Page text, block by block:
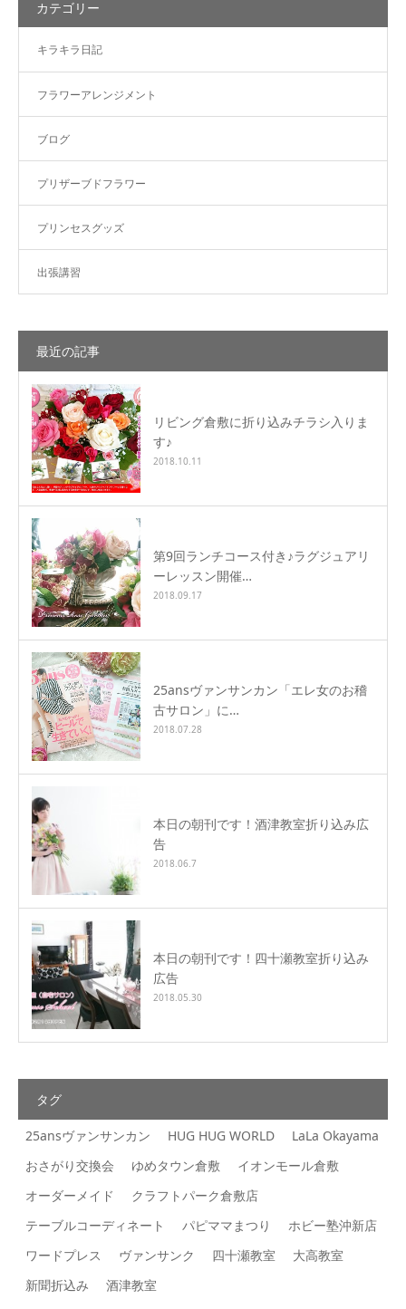
カテゴリー
キラキラ日記
フラワーアレンジメント
ブログ
プリザーブドフラワー
プリンセスグッズ
出張講習
最近の記事
リビング倉敷に折り込みチラシ入りま
す♪
2018.10.11
第9回ランチコース付き♪ラグジュアリ
ーレッスン開催…
2018.09.17
25ansヴァンサンカン「エレ女のお稽
古サロン」に…
2018.07.28
本日の朝刊です！酒津教室折り込み広
告
2018.06.7
本日の朝刊です！四十瀬教室折り込み
広告
2018.05.30
タグ
25ansヴァンサンカン HUG HUG WORLD
LaLa Okayama
おさがり交換会
ゆめタウン倉敷
イオンモール倉敷
オーダーメイド
クラフトパーク倉敷店
テーブルコーディネート
パピママまつり
ホビー塾沖新店
ワードプレス
ヴァンサンク 四十瀬教室
大高教室
新聞折込み
酒津教室